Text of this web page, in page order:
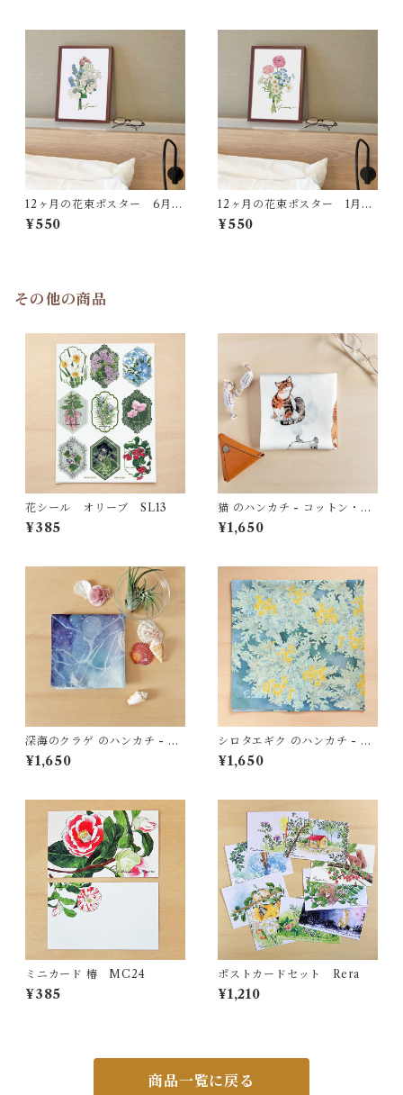
12ヶ月の花束ポスター 6月
AP27
¥550
12ヶ月の花束ポスター 1月
AP22
¥550
その他の商品
花シール オリーブ SL13
¥385
猫 のハンカチ - コットン・す
こし大きめ - スカーフにも
HC11
¥1,650
深海のクラゲ のハンカチ - コ
ットン・すこし大きめ - スカ
ーフにも HC25
¥1,650
シロタエギク のハンカチ - コ
ットン・すこし大きめ - スカ
ーフにも
¥1,650
ミニカード 椿 MC24
¥385
ポストカードセット Rera
¥1,210
商品一覧に戻る